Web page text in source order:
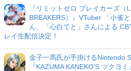
『リミットゼロ ブレイカーズ（
BREAKERS）』VTuber 「小雀
ん、「心白てと」さんによる
レイ生配信決定！
金子一馬氏が手掛けるNintendo
『KAZUMA KANEKO'S ツクヨミ